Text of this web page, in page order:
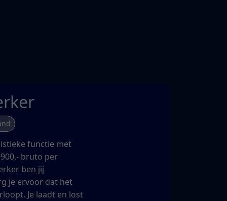
functie met
bruto per
ben jij
je ervoor dat het
Je laadt en lost